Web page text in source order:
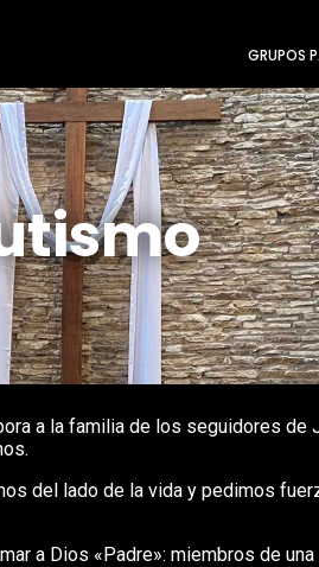
GRUPOS
a la familia de los seguidores
del lado de la vida y pedimos
a Dios «Padre»: miembros de